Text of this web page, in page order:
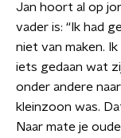
Jan hoort al op
vader is: “Ik had
niet van maken.
iets gedaan wat
onder andere
kleinzoon was.
Naar mate je